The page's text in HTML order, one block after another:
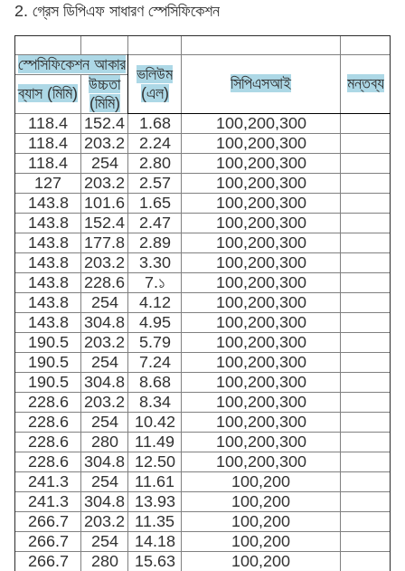
2. গ্রেস ডিপিএফ সাধারণ স্পেসিফিকেশন
স্পেসিফিকেশন আকার
ভলিউম
(এল)
সিপিএসআই মন্তব্য
ব্যাস (মিমি)
উচ্চতা
(মিমি)
118.4
152.4 1.68
100,200,300
118.4
203.2 2.24
100,200,300
118.4
254 2.80
100,200,300
127
203.2 2.57
100,200,300
143.8
101.6 1.65
100,200,300
143.8
152.4 2.47
100,200,300
143.8
177.8 2.89
100,200,300
143.8
203.2 3.30
100,200,300
143.8
228.6 7.১
100,200,300
143.8
254 4.12
100,200,300
143.8
304.8 4.95
100,200,300
190.5
203.2 5.79
100,200,300
190.5
254 7.24
100,200,300
190.5
304.8 8.68
100,200,300
228.6
203.2 8.34
100,200,300
228.6
254 10.42
100,200,300
228.6
280 11.49
100,200,300
228.6
304.8 12.50
100,200,300
241.3
254 11.61
100,200
241.3
304.8 13.93
100,200
266.7
203.2 11.35
100,200
266.7
254 14.18
100,200
266.7
280 15.63
100,200